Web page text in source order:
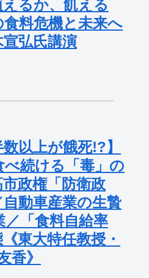
えるか、飢える
料危機と未来へ
弘氏講演
数以上が餓死!?】
べ続ける「毒」の
政権「防衛政
動車産業の生贄
「食料自給率
東大特任教授・
香》